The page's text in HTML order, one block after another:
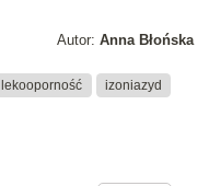
Autor: Anna Błońska
lekooporność izoniazyd